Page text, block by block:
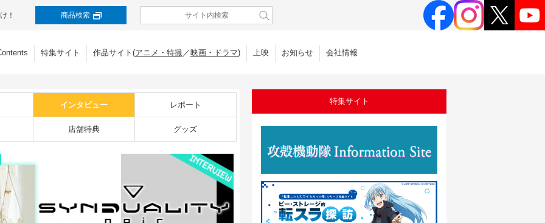
！ 商品検索
特集サイト 作品サイト(アニメ・特撮／映画・ドラマ) 上映 お知らせ 会社情報
インタビュー レポート
店舗特典 グッズ
特集サイト